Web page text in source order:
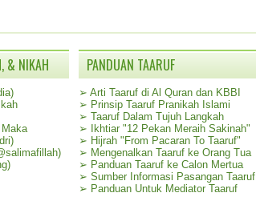
& NIKAH PANDUAN TAARUF
➢ Arti Taaruf di Al Quran dan KBBI
➢ Prinsip Taaruf Pranikah Islami
➢ Taaruf Dalam Tujuh Langkah
➢
Ikhtiar "12 Pekan Meraih Sakinah"
➢ Hijrah "From Pacaran To Taaruf"
➢ Mengenalkan Taaruf ke Orang Tua
➢ Panduan Taaruf ke Calon Mertua
➢ Sumber Informasi Pasangan Taaruf
➢ Panduan Untuk Mediator Taaruf